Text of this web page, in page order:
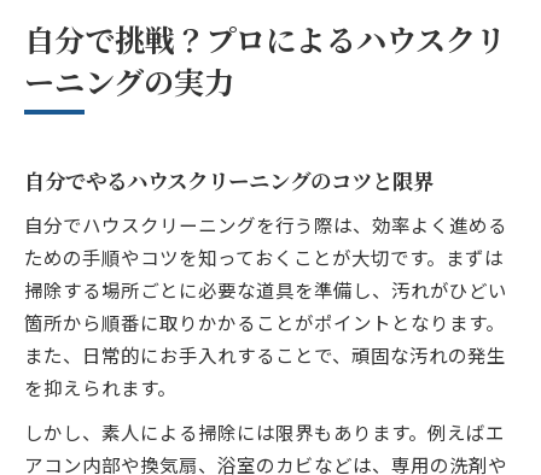
自分で挑戦？プロによるハウスクリ
ーニングの実力
自分でやるハウスクリーニングのコツと限界
自分でハウスクリーニングを行う際は、効率よく進める
ための手順やコツを知っておくことが大切です。まずは
掃除する場所ごとに必要な道具を準備し、汚れがひどい
箇所から順番に取りかかることがポイントとなります。
また、日常的にお手入れすることで、頑固な汚れの発生
を抑えられます。
しかし、素人による掃除には限界もあります。例えばエ
アコン内部や換気扇、浴室のカビなどは、専用の洗剤や